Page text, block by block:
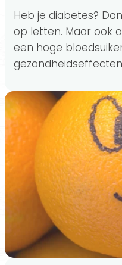
Heb je diabetes?
op letten. Maar ook
een hoge